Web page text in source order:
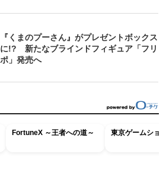
『くまのプーさん』がプレゼントボックス
に!? 新たなブラインドフィギュア「フリ
ポ」発売へ
FortuneX ～王者への道～ 東京ゲームショ